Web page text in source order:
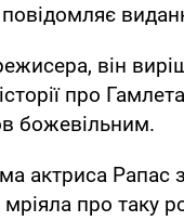
він
про
божевільним.
актриса Рапас
про таку